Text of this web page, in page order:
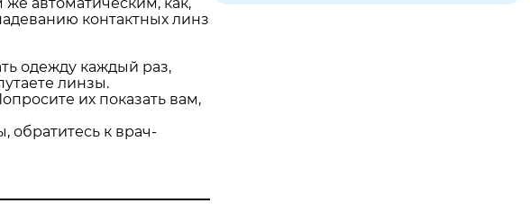
контактных линз
одежду каждый раз,
линзы.
их показать вам,
обратитесь к врач-